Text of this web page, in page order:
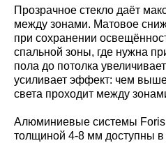
Прозрачное стекло даёт
между зонами. Матовое
при сохранении
спальной зоны, где нужна
пола до потолка
усиливает эффект: чем
света проходит между
Алюминиевые системы Foris
толщиной 4-8 мм доступны в